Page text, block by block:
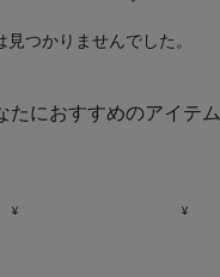
つかりませんでした。
たにおすすめのアイテム